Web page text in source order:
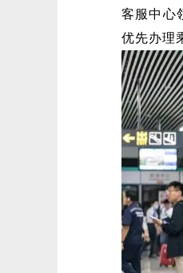
客服中心
优先办理